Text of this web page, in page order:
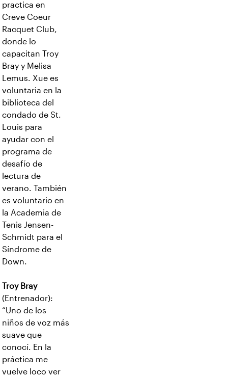
practica en
Creve Coeur
Racquet Club,
donde lo
capacitan Troy
Bray y Melisa
Lemus. Xue es
voluntaria en la
biblioteca del
condado de St.
Louis para
ayudar con el
programa de
desafío de
lectura de
verano. También
es voluntario en
la Academia de
Tenis Jensen-
Schmidt para el
Síndrome de
Down.
Troy Bray
(Entrenador):
“Uno de los
niños de voz más
suave que
conocí. En la
práctica me
vuelve loco ver